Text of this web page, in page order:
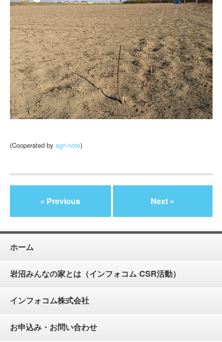
(Cooperated by agri-note)
« Previous Next »
ホーム
岩沼みんなの家とは（インフォコム CSR活動）
インフォコム株式会社
お申込み・お問い合わせ